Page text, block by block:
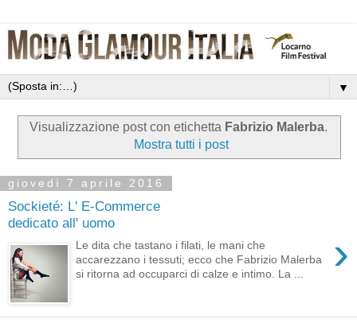
▼
Visualizzazione post con etichetta Fabrizio Malerba.
Mostra tutti i post
giovedì 7 aprile 2016
Sockieté: L' E-Commerce
dedicato all' uomo
›
Le dita che tastano i filati, le mani che
accarezzano i tessuti; ecco che Fabrizio Malerba
si ritorna ad occuparci di calze e intimo. La ...